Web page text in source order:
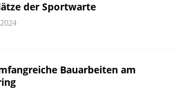
der Sportwarte
Bauarbeiten am